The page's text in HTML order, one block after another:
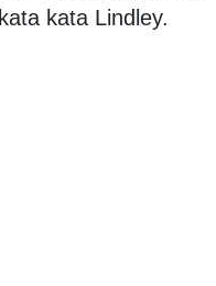
kata Lindley.